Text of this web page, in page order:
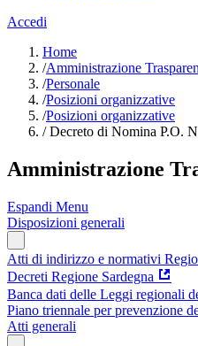
Accedi
Home
/Amministrazione
/Personale
/Posizioni organizzative
/Posizioni organizzative
/Decreto di Nomina P.O.
Amministrazione
Espandi Menu
Disposizioni generali
Atti di indirizzo e normativi
Decreti Regione Sardegna
Banca dati delle Leggi regionali
Piano triennale per prevenzione
Atti generali